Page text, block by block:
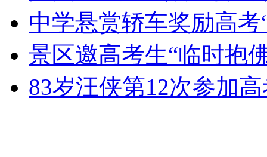
司机酒驾遇交警 急速倒车逃窜
中学悬赏轿车奖励高
景区邀高考生“临时抱
83岁汪侠第12次参加